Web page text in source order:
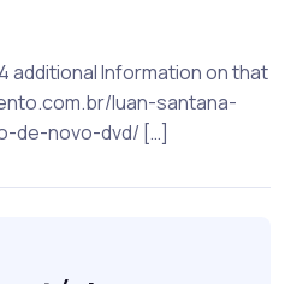
additional Information on that
luan-santana-
de-novo-dvd/ […]